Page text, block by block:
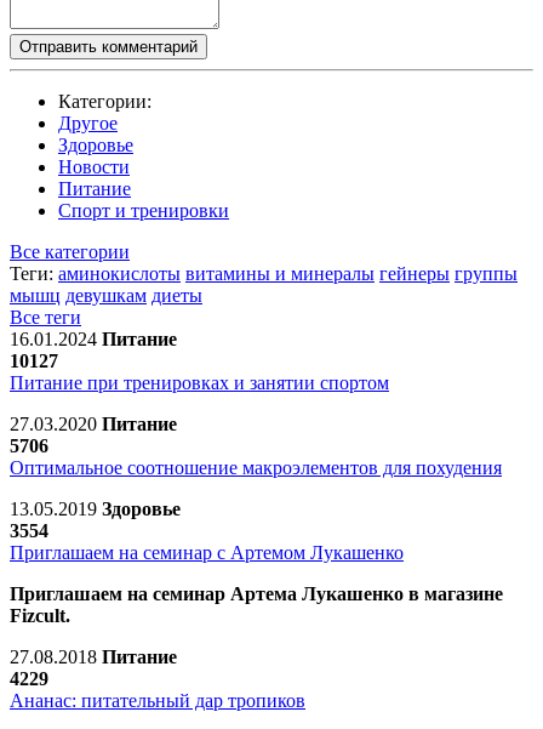
Отправить комментарий
Категории:
Другое
Здоровье
Новости
Питание
Спорт и тренировки
Все категории
Теги: аминокислоты витамины и минералы гейнеры группы
мышц девушкам диеты
Все теги
16.01.2024 Питание
10127
Питание при тренировках и занятии спортом
27.03.2020 Питание
5706
Оптимальное соотношение макроэлементов для похудения
13.05.2019 Здоровье
3554
Приглашаем на семинар с Артемом Лукашенко
Приглашаем на семинар Артема Лукашенко в магазине
Fizcult.
27.08.2018 Питание
4229
Ананас: питательный дар тропиков